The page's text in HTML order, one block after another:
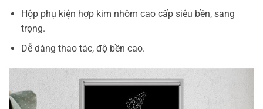
Hộp phụ kiện hợp kim nhôm cao cấp siêu bền, sang
trọng.
Dễ dàng thao tác, độ bền cao.